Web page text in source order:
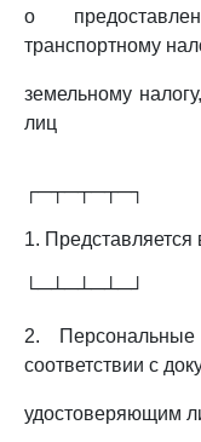
о
транспортному
земельному
лиц
┌─┬─┬─┬─┐
1. Представляется
└─┴─┴─┴─┘
2.
соответствии с
удостоверяющим